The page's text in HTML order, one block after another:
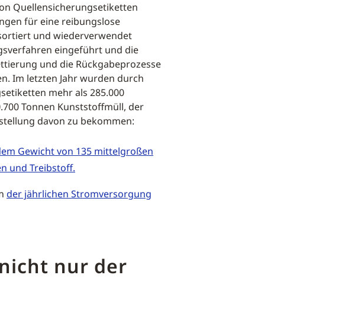
Quellensicherungsetiketten
für eine reibungslose
und wiederverwendet
eingeführt und die
und die Rückgabeprozesse
Im letzten Jahr wurden durch
mehr als 285.000
Tonnen Kunststoffmüll, der
davon zu bekommen:
Gewicht von 135 mittelgroßen
und Treibstoff.
der jährlichen Stromversorgung
nur der